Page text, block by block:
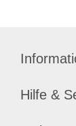
Hilfe &